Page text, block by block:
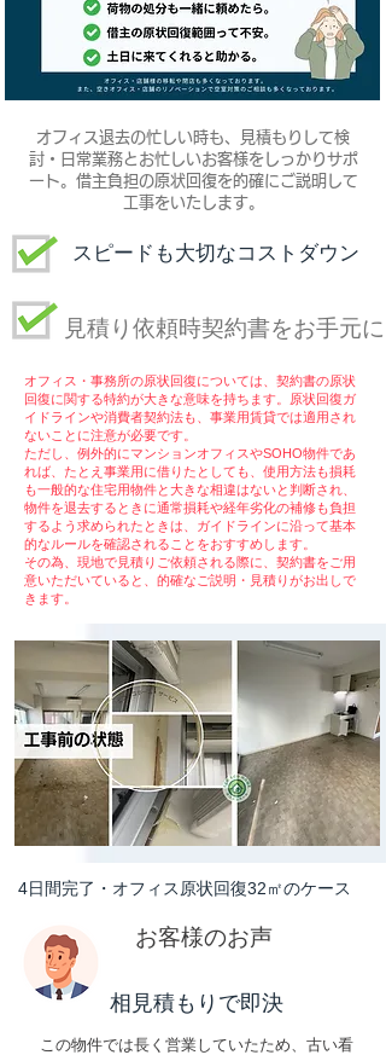
​オフィス退去の忙しい時も、見積もりして検
討・日常業務とお忙しいお客様をしっかりサポ
ート。借主負担の原状回復を的確にご説明して
工事をいたします。
スピードも大切なコストダウン
見積り依頼時契約書をお手元に
オフィス・事務所の原状回復については、契約書の原状
回復に関する特約が大きな意味を持ちます。原状回復ガ
イドラインや消費者契約法も、事業用賃貸では適用され
ないことに注意が必要です。
ただし、例外的にマンションオフィスやSOHO物件であ
れば、たとえ事業用に借りたとしても、使用方法も損耗
も一般的な住宅用物件と大きな相違はないと判断され、
物件を退去するときに通常損耗や経年劣化の補修も負担
するよう求められたときは、ガイドラインに沿って基本
的なルールを確認されることをおすすめします。
​その為、現地で見積りご依頼される際に、契約書をご用
意いただいていると、的確なご説明・見積りがお出しで
きます。
​4日間完了・オフィス原状回復32㎡のケース
お客様のお声
​相見積もりで即決
この物件では長く営業していたため、古い看